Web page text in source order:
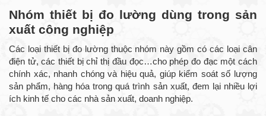
Nhóm thiết bị đo lường dùng trong sản
xuất công nghiệp
Các loại thiết bị đo lường thuộc nhóm này gồm có các loại cân
điện tử, các thiết bị chỉ thị đầu đọc…cho phép đo đạc một cách
chính xác, nhanh chóng và hiệu quả, giúp kiểm soát số lượng
sản phẩm, hàng hóa trong quá trình sản xuất, đem lại nhiều lợi
ích kinh tế cho các nhà sản xuất, doanh nghiệp.